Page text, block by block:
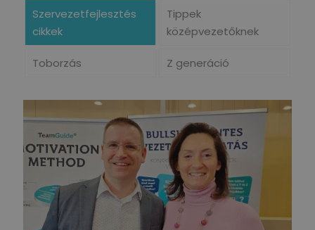
Szervezetfejlesztés
cikkek
Tippek
középvezetőknek
Toborzás Z generáció